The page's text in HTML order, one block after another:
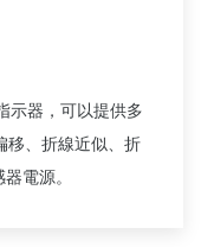
示器，可以提供多
移、折線近似、折
電源。